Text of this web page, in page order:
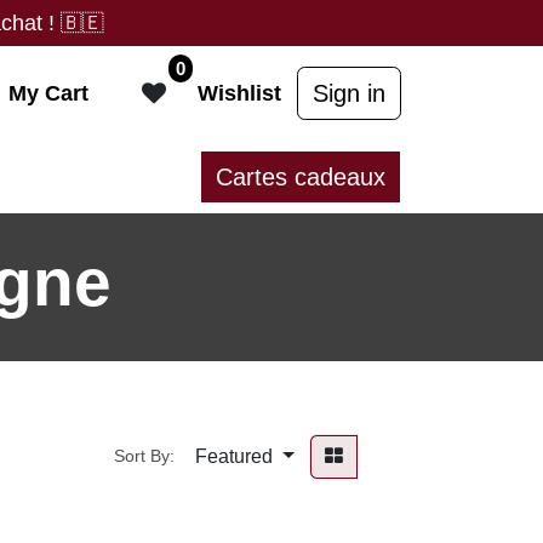
! 🇧🇪
My Cart
0
Wishlist Sign in
Cartes cadeaux
Sort By: Featured